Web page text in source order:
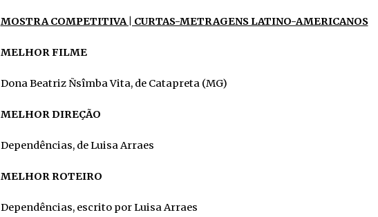
MOSTRA COMPETITIVA | CURTAS-METRAGENS LATINO-AMERICANOS
MELHOR FILME
Dona Beatriz Ñsîmba Vita, de Catapreta (MG)
MELHOR DIREÇÃO
Dependências, de Luisa Arraes
MELHOR ROTEIRO
Dependências, escrito por Luisa Arraes